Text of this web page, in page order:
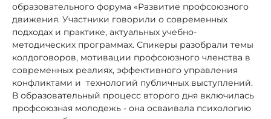
образовательного форума «Развитие профсоюзного
движения. Участники говорили о современных
подходах и практике, актуальных учебно-
методических программах. Спикеры разобрали темы
колдоговоров, мотивации профсоюзного членства в
современных реалиях, эффективного управления
конфликтами и технологий публичных выступлений.
В образовательный процесс второго дня включилась
профсоюзная молодежь - она осваивала психологию